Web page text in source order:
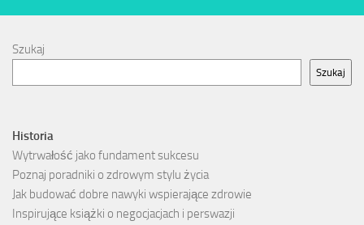
Szukaj
Szukaj
Historia
Wytrwałość jako fundament sukcesu
Poznaj poradniki o zdrowym stylu życia
Jak budować dobre nawyki wspierające zdrowie
Inspirujące książki o negocjacjach i perswazji